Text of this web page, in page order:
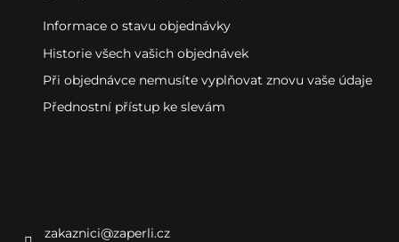
Informace o stavu objednávky
Historie všech vašich objednávek
Při objednávce nemusíte vyplňovat znovu vaše údaje
Přednostní přístup ke slevám
zakaznici@zaperli.cz